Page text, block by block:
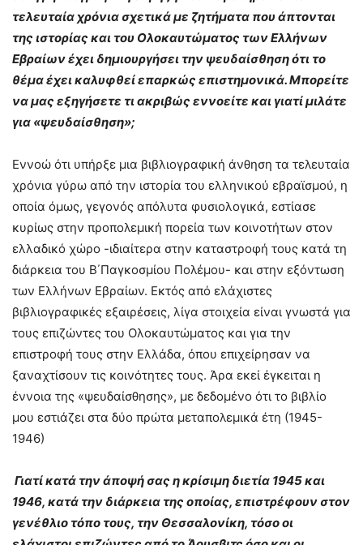
τελευταία χρόνια σχετικά με ζητήματα που άπτονται
της ιστορίας και του Ολοκαυτώματος των Ελλήνων
Εβραίων έχει δημιουργήσει την ψευδαίσθηση ότι το
θέμα έχει καλυφθεί επαρκώς επιστημονικά. Μπορείτε
να μας εξηγήσετε τι ακριβώς εννοείτε και γιατί μιλάτε
για «ψευδαίσθηση»;
Εννοώ ότι υπήρξε μια βιβλιογραφική άνθηση τα τελευταία
χρόνια γύρω από την ιστορία του ελληνικού εβραϊσμού, η
οποία όμως, γεγονός απόλυτα φυσιολογικά, εστίασε
κυρίως στην προπολεμική πορεία των κοινοτήτων στον
ελλαδικό χώρο -ιδιαίτερα στην καταστροφή τους κατά τη
διάρκεια του Β΄Παγκοσμίου Πολέμου- και στην εξόντωση
των Ελλήνων Εβραίων. Εκτός από ελάχιστες
βιβλιογραφικές εξαιρέσεις, λίγα στοιχεία είναι γνωστά για
τους επιζώντες του Ολοκαυτώματος και για την
επιστροφή τους στην Ελλάδα, όπου επιχείρησαν να
ξαναχτίσουν τις κοινότητες τους. Άρα εκεί έγκειται η
έννοια της «ψευδαίσθησης», με δεδομένο ότι το βιβλίο
μου εστιάζει στα δύο πρώτα μεταπολεμικά έτη (1945-
1946)
Γιατί κατά την άποψή σας η κρίσιμη διετία 1945 και
1946, κατά την διάρκεια της οποίας, επιστρέφουν στον
γενέθλιο τόπο τους, την Θεσσαλονίκη, τόσο οι